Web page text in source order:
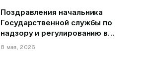
Поздравления начальника
Государственной службы по
надзору и регулированию в
области транспорта Курбонзода
8 мая, 2026